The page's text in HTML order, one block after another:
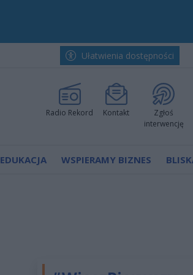
Ułatwienia dostępności
Radio Rekord Kontakt
Zgłoś
interwencję
EDUKACJA WSPIERAMY BIZNES